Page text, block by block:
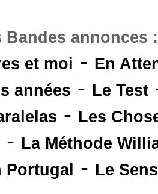
Bandes annonces
et moi - En
années - Le Test
- Les
- La Méthode
Portugal
- Le